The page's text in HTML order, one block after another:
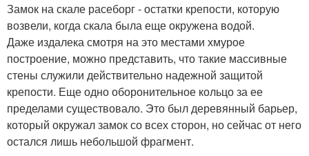
Замок на скале расеборг - остатки крепости, которую
возвели, когда скала была еще окружена водой.
Даже издалека смотря на это местами хмурое
построение, можно представить, что такие массивные
стены служили действительно надежной защитой
крепости. Еще одно оборонительное кольцо за ее
пределами существовало. Это был деревянный барьер,
который окружал замок со всех сторон, но сейчас от него
остался лишь небольшой фрагмент.